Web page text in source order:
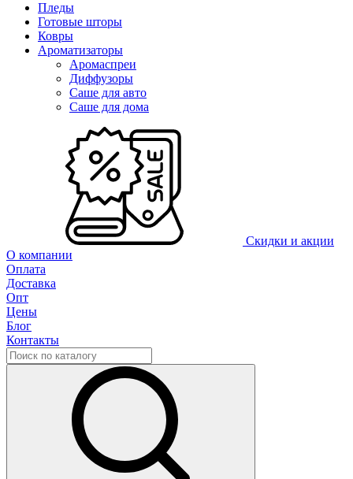
Пледы
Готовые шторы
Ковры
Ароматизаторы
Аромаспреи
Диффузоры
Саше для авто
Саше для дома
Скидки и акции
О компании
Оплата
Доставка
Опт
Цены
Блог
Контакты